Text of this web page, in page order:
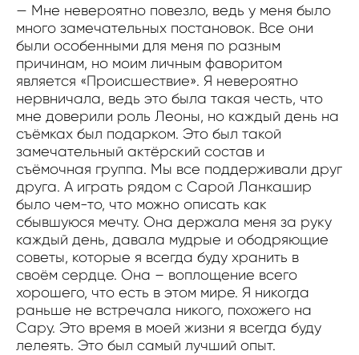
— Мне невероятно повезло, ведь у меня было
много замечательных постановок. Все они
были особенными для меня по разным
причинам, но моим личным фаворитом
является «Происшествие». Я невероятно
нервничала, ведь это была такая честь, что
мне доверили роль Леоны, но каждый день на
съёмках был подарком. Это был такой
замечательный актёрский состав и
съёмочная группа. Мы все поддерживали друг
друга. А играть рядом с Сарой Ланкашир
было чем-то, что можно описать как
сбывшуюся мечту. Она держала меня за руку
каждый день, давала мудрые и ободряющие
советы, которые я всегда буду хранить в
своём сердце. Она – воплощение всего
хорошего, что есть в этом мире. Я никогда
раньше не встречала никого, похожего на
Сару. Это время в моей жизни я всегда буду
лелеять. Это был самый лучший опыт.